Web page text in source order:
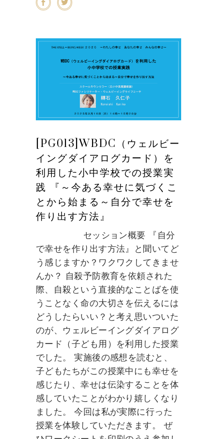
[PG013]WBDC（ウェルビー
イングダイアログカード）を
利用した小中学校での授業実
践 『～今ある幸せに気づくこ
とから始まる～自分で幸せを
作り出す方法』
セッション概要 『自分
で幸せを作り出す方法』と聞いてど
う感じますか？ワクワクしてきませ
んか？ 自殺予防教育を依頼された
際、自殺という直接的なことばを使
うことなく命の大切さを伝えるには
どうしたらいい？と考え思いついた
のが、ウェルビーイングダイアログ
カード（子ども用）を利用した授業
でした。 実施後の感想を読むと、
子どもたちがこの授業中にも幸せを
感じたり、幸せは伝染することを体
感していたことがわかり嬉しくなり
ました。 今回は私が実際に行った
授業を体験していただきます。 ぜ